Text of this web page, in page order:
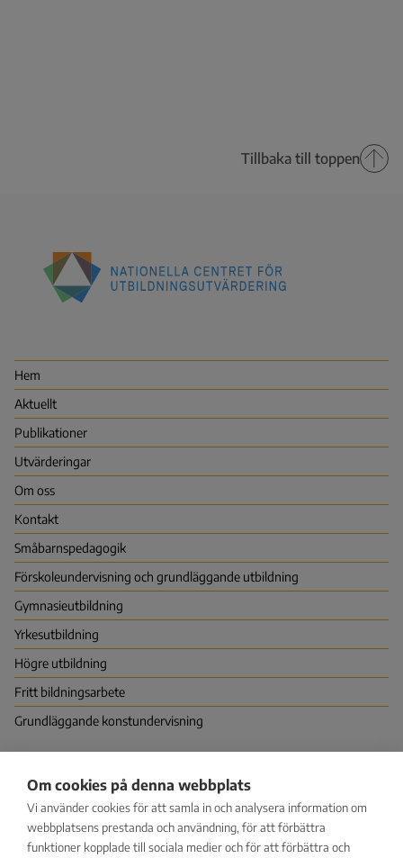
Tillbaka till toppen
(NCU)
Hem
Aktuellt
Publikationer
Utvärderingar
Om oss
Kontakt
Småbarns­pedagogik
Förskoleundervisning och grundläggande utbildning
Gymnasie­utbildning
Yrkes­utbildning
Högre utbildning
Fritt bildningsarbete
Grundläggande konstundervisning
PB 380 (Hagnäskajen 6), 00531 HELSINGFORS
Vapaudenkatu 58, 40100 JYVÄSKYLÄ
kirjaamo@karvi.fi
029 533 1600
Om cookies på denna webbplats
Vi använder cookies för att samla in och analysera information om
webbplatsens prestanda och användning, för att förbättra
funktioner kopplade till sociala medier och för att förbättra och